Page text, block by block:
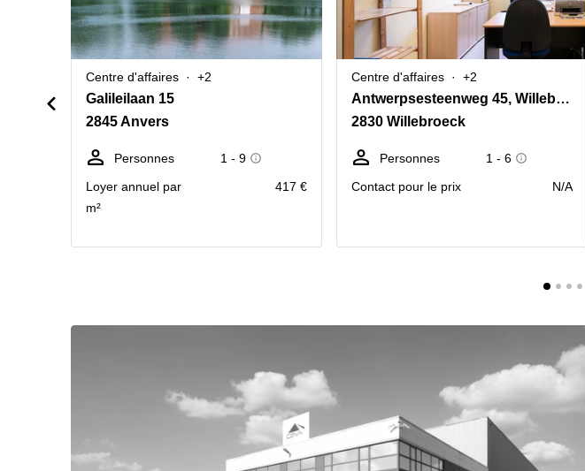
Centre d'affaires +2
Galileilaan 15
2845 Anvers
Personnes
1 - 9
Loyer annuel par
m²
417 €
Centre d'affaires +2
Antwerpsesteenweg 45, Willebroek
2830 Willebroeck
Personnes
1 - 6
Contact pour le prix
N/A